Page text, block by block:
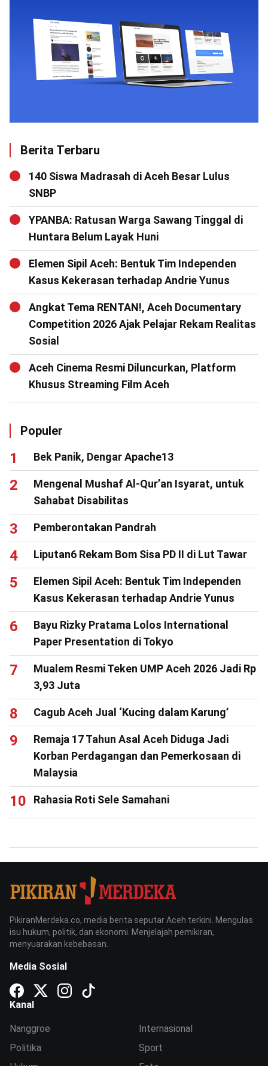
Berita Terbaru
140 Siswa Madrasah di Aceh Besar Lulus
SNBP
YPANBA: Ratusan Warga Sawang Tinggal di
Huntara Belum Layak Huni
Elemen Sipil Aceh: Bentuk Tim Independen
Kasus Kekerasan terhadap Andrie Yunus
Angkat Tema RENTAN!, Aceh Documentary
Competition 2026 Ajak Pelajar Rekam Realitas
Sosial
Aceh Cinema Resmi Diluncurkan, Platform
Khusus Streaming Film Aceh
Populer
Bek Panik, Dengar Apache13
Mengenal Mushaf Al-Qur’an Isyarat, untuk
Sahabat Disabilitas
Pemberontakan Pandrah
Liputan6 Rekam Bom Sisa PD II di Lut Tawar
Elemen Sipil Aceh: Bentuk Tim Independen
Kasus Kekerasan terhadap Andrie Yunus
Bayu Rizky Pratama Lolos International
Paper Presentation di Tokyo
Mualem Resmi Teken UMP Aceh 2026 Jadi Rp
3,93 Juta
Cagub Aceh Jual ‘Kucing dalam Karung’
Remaja 17 Tahun Asal Aceh Diduga Jadi
Korban Perdagangan dan Pemerkosaan di
Malaysia
Rahasia Roti Sele Samahani
PikiranMerdeka.co, media berita seputar Aceh terkini. Mengulas
isu hukum, politik, dan ekonomi. Menjelajah pemikiran,
menyuarakan kebebasan.
Media Sosial
Kanal
Nanggroe
Politika
Internasional
Sport